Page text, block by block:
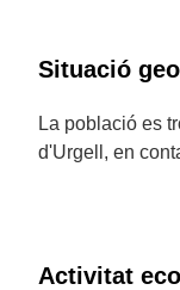
Situació
La població es
d'Urgell, en
Activitat